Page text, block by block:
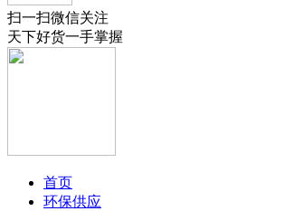
扫一扫微信关注
天下好货一手掌握
首页
环保供应